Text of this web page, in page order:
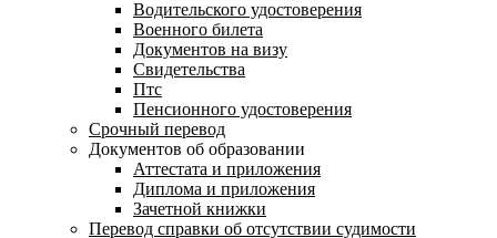
Водительского удостоверения
Военного билета
Документов на визу
Свидетельства
Птс
Пенсионного удостоверения
Срочный перевод
Документов об образовании
Аттестата и приложения
Диплома и приложения
Зачетной книжки
Перевод справки об отсутствии судимости